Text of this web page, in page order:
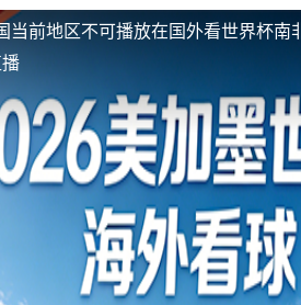
当前地区不可播放在国外看世界杯南